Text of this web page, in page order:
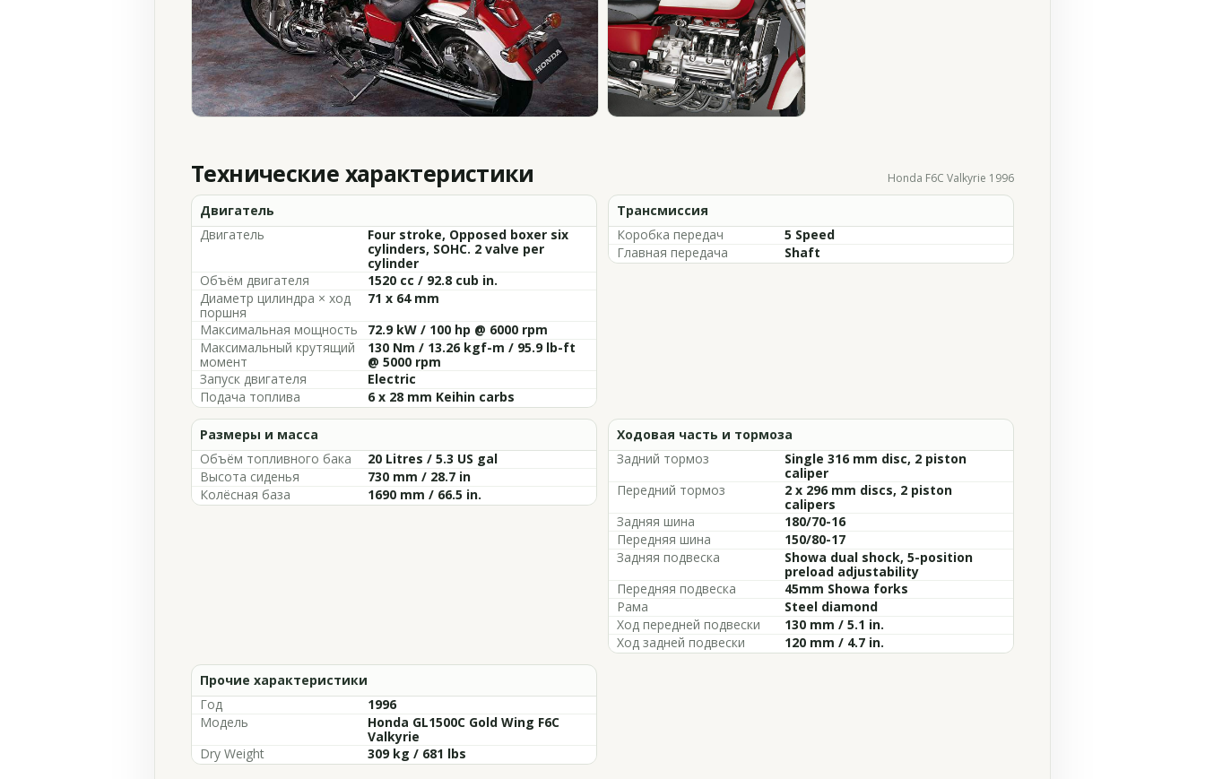
Технические характеристики Honda F6C Valkyrie 1996
Двигатель
Двигатель
Four stroke, Opposed boxer six
cylinders, SOHC. 2 valve per
cylinder
Объём двигателя
1520 cc / 92.8 cub in.
Диаметр цилиндра × ход
поршня
71 x 64 mm
Максимальная мощность
72.9 kW / 100 hp @ 6000 rpm
Максимальный крутящий
момент
130 Nm / 13.26 kgf-m / 95.9 lb-ft
@ 5000 rpm
Запуск двигателя
Electric
Подача топлива
6 x 28 mm Keihin carbs
Трансмиссия
Коробка передач
5 Speed
Главная передача
Shaft
Размеры и масса
Объём топливного бака
20 Litres / 5.3 US gal
Высота сиденья
730 mm / 28.7 in
Колёсная база
1690 mm / 66.5 in.
Ходовая часть и тормоза
Задний тормоз
Single 316 mm disc, 2 piston
caliper
Передний тормоз
2 x 296 mm discs, 2 piston
calipers
Задняя шина
180/70-16
Передняя шина
150/80-17
Задняя подвеска
Showa dual shock, 5-position
preload adjustability
Передняя подвеска
45mm Showa forks
Рама
Steel diamond
Ход передней подвески
130 mm / 5.1 in.
Ход задней подвески
120 mm / 4.7 in.
Прочие характеристики
Год
1996
Модель
Honda GL1500C Gold Wing F6C
Valkyrie
Dry Weight
309 kg / 681 lbs